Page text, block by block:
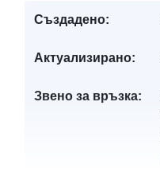
Създадено:
Актуализирано:
Звено за връзка: